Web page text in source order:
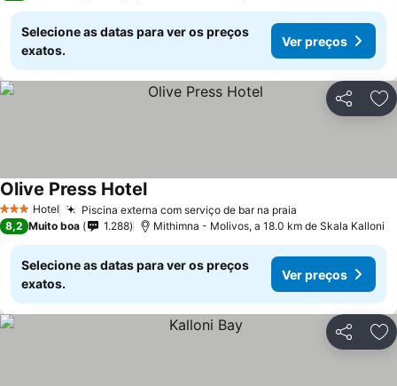
Selecione as datas para ver os preços
exatos.
Ver preços
Partilhar
3 EstrelasHotel Piscina externa com serviço de bar na praia
Olive Press Hotel
8,2 Muito boa 1.288 Mithimna - Molivos, a 18.0 km de Skala Kalloni
Selecione as datas para ver os preços
exatos.
Ver preços
Partilhar